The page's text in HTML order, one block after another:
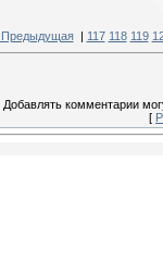
Предыдущая| 117 118 119
Добавлять комментарии
[